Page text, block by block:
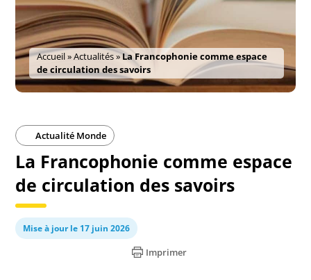
Accueil»Actualités»La Francophonie comme espace
de circulation des savoirs
Actualité Monde
La Francophonie comme espace
de circulation des savoirs
Mise à jour le 17 juin 2026
Imprimer